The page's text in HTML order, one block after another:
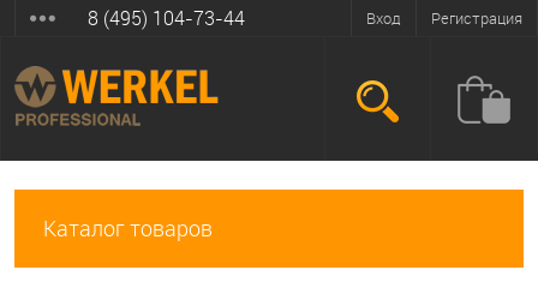
Вход Регистрация
8 (495) 104-73-44
Каталог товаров